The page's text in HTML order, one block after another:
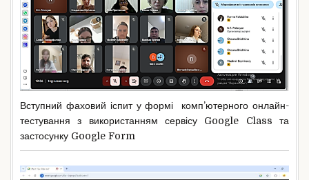
Вступний фаховий іспит у формі комп’ютерного онлайн-
тестування з використанням сервісу Google Class та
застосунку Google Form